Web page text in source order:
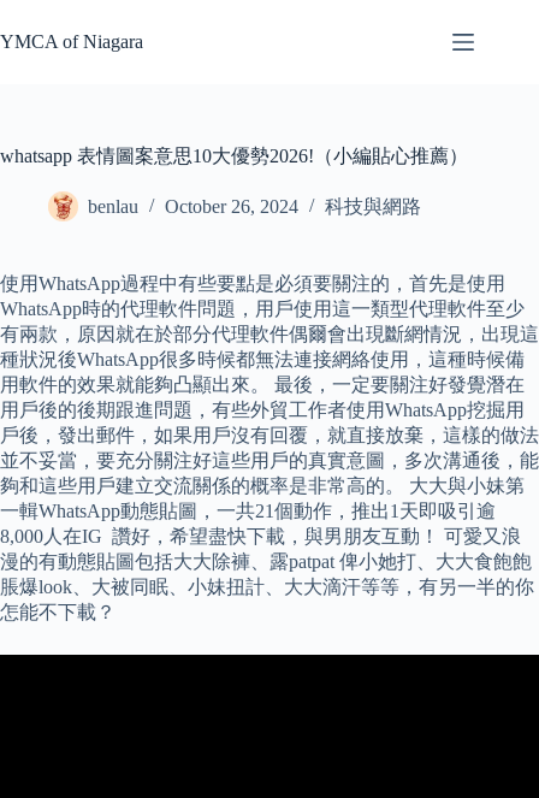
to
content
YMCA of Niagara
whatsapp 表情圖案意思10大優勢2026!（小編貼心推薦）
benlau October 26, 2024 科技與網路
使用WhatsApp過程中有些要點是必須要關注的，首先是使用
WhatsApp時的代理軟件問題，用戶使用這一類型代理軟件至少
有兩款，原因就在於部分代理軟件偶爾會出現斷網情況，出現這
種狀況後WhatsApp很多時候都無法連接網絡使用，這種時候備
用軟件的效果就能夠凸顯出來。 最後，一定要關注好發覺潛在
用戶後的後期跟進問題，有些外貿工作者使用WhatsApp挖掘用
戶後，發出郵件，如果用戶沒有回覆，就直接放棄，這樣的做法
並不妥當，要充分關注好這些用戶的真實意圖，多次溝通後，能
夠和這些用戶建立交流關係的概率是非常高的。 大大與小妹第
一輯WhatsApp動態貼圖，一共21個動作，推出1天即吸引逾
8,000人在IG 讚好，希望盡快下載，與男朋友互動！ 可愛又浪
漫的有動態貼圖包括大大除褲、露patpat 俾小她打、大大食飽飽
脹爆look、大被同眠、小妹扭計、大大滴汗等等，有另一半的你
怎能不下載？